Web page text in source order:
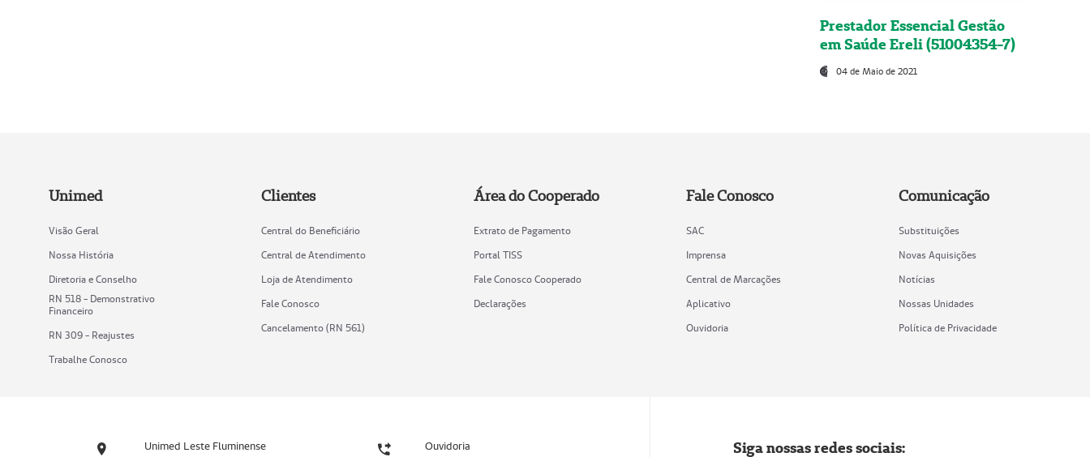
Prestador Essencial Gestão
em Saúde Ereli (51004354-7)
04 de Maio de 2021
Unimed
Visão Geral
Nossa História
Diretoria e Conselho
RN 518 - Demonstrativo
Financeiro
RN 309 - Reajustes
Trabalhe Conosco
Clientes
Central do Beneficiário
Central de Atendimento
Loja de Atendimento
Fale Conosco
Cancelamento (RN 561)
Área do Cooperado
Extrato de Pagamento
Portal TISS
Fale Conosco Cooperado
Declarações
Fale Conosco
SAC
Imprensa
Central de Marcações
Aplicativo
Ouvidoria
Comunicação
Substituições
Novas Aquisições
Notícias
Nossas Unidades
Política de Privacidade
Unimed Leste Fluminense Ouvidoria Siga nossas redes sociais: